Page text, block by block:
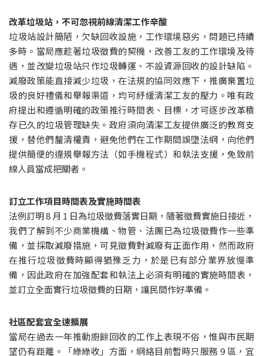
改革垃圾站，不可忽視前線清潔工作辛酸
垃圾站設計簡陋，欠缺回收設施，工作環境惡劣，問題已持續
多時。當局應趁著垃圾徵費的契機，改善工友的工作環境及待
遇，並改變垃圾站只作垃圾轉運、不設資源回收的設計缺陷。
減廢政策能直接減少垃圾，在法規的協同效應下，推廣棄置垃
圾的良好禮儀和舉報渠道，均可紓緩清潔工友的壓力。唯有政
府提出和遵循明確的政策推行時間表、目標，才可逐步改革積
存已久的垃圾管理缺失。政府須向清潔工友提供廣泛的教育支
援，替他們釐清權責，避免他們在工作期間誤墮法網，向他們
提供簡便的違規舉報方法（如手機程式）和執法支援，免致前
線人員當成把關者。
訂立工作項目時間表及實施時間表
法例訂明 8 月 1 日為垃圾徵費落實日期，隨著徵費實施日接近，
我們了解到不少商業機構、物管、法團已為垃圾徵費作一些準
備，並採取減廢措施，可見徵費對減廢有正面作用，然而政府
在推行垃圾徵費時顯得猶豫乏力，於是已有部分業界放慢準
備，因此政府在加強配套和執法上必須有明確的實施時間表，
並訂立全面實行垃圾徵費的日期，讓民間作好準備。
社區配套宜全速擴展
當局在過去一年推動廚餘回收的工作上表現不俗，惟與市民期
望仍有距離。「綠綠收」方面，網絡目前暫時只服務 9 區，宜